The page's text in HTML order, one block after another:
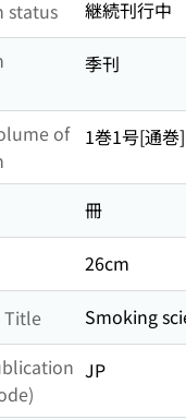
status
継続刊行中
季刊
of
1巻1号[通
冊
26cm
Title
Smoking
JP